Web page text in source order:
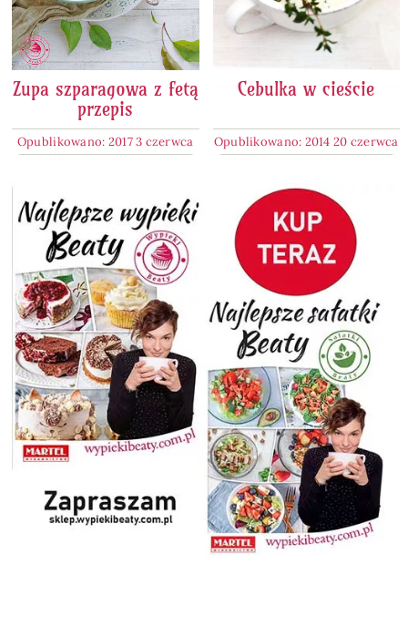
Zupa szparagowa z fetą
przepis
Opublikowano: 2017 3 czerwca
Cebulka w cieście
Opublikowano: 2014 20 czerwca